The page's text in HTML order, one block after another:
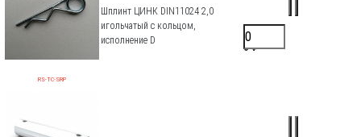
RS-TC-SRP
Шплинт ЦИНК DIN11024 2,0
игольчатый с кольцом,
исполнение D
17 ₽/шт.
0 ₽